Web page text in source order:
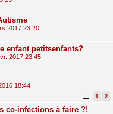
2017 23:20
enfant petitsenfants?
2017 23:45
18:44
1 2
co-infections à faire ?!